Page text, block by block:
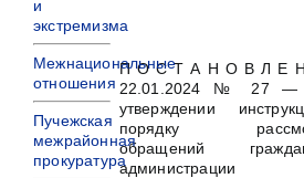
П О С Т А Н О В Л Е
22.01.2024 № 27
утверждении
порядку
обращений
администрации
и
экстремизма
Межнациональные
отношения
Пучежская
межрайонная
прокуратура